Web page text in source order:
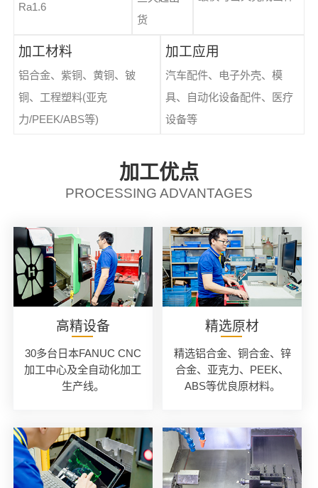
Ra1.6
货
加工材料
铝合金、紫铜、黄铜、铍
铜、工程塑料(亚克
力/PEEK/ABS等)
加工应用
汽车配件、电子外壳、模
具、自动化设备配件、医疗
设备等
加工优点
PROCESSING ADVANTAGES
高精设备
30多台日本FANUC CNC
加工中心及全自动化加工
生产线。
精选原材
精选铝合金、铜合金、锌
合金、亚克力、PEEK、
ABS等优良原材料。